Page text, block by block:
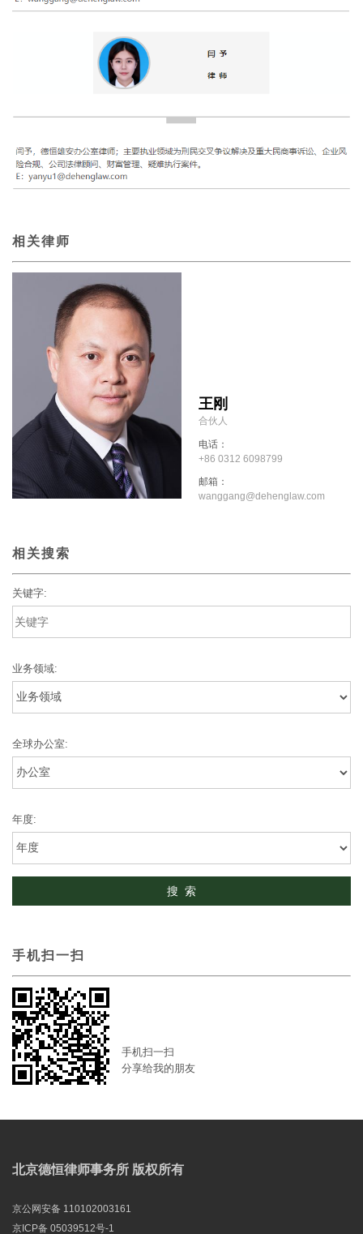
相关律师
王刚
合伙人
电话：
+86 0312 6098799
邮箱：
wanggang@dehenglaw.com
相关搜索
关键字:
业务领域:
全球办公室:
年度:
手机扫一扫
手机扫一扫
分享给我的朋友
北京德恒律师事务所 版权所有
京公网安备 110102003161
京ICP备 05039512号-1